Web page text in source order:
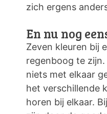
zich ergens
En nu nog
Zeven kleuren bij
regenboog te
niets met elkaar
het verschillende
horen bij elkaar.